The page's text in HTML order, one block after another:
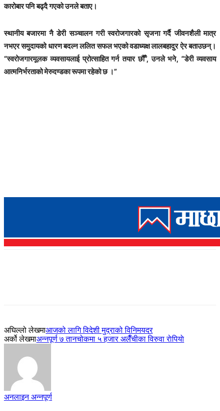
कारोबार पनि बढ्दै गएको उनले बताए।
स्थानीय बजारमा नै डेरी सञ्चालन गरी स्वरोजगारको सृजना गर्दै जीवनशैली मात्र
नभएर समुदायको धारण बदल्न ललित सफल भएको वडाध्यक्ष लालबहादुर ऐर बताउछन्।
“स्वरोजगारमूलक व्यवसायलाई प्रोत्साहित गर्न तयार छौँ”, उनले भने, “डेरी व्यवसाय
आत्मनिर्भरताको मेरुदण्डका रूपमा रहेको छ ।”
अघिल्लो लेखमाआजको लागि विदेशी मुद्राको विनिमयदर
अर्को लेखमाअन्नपूर्ण ७ तानचोकमा ५ हजार अलैँचीका विरुवा राेपियाे
अनलाइन अन्नपूर्ण